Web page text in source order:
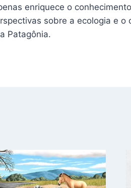
enriquece o
sobre a ecologia e o
Patagônia.